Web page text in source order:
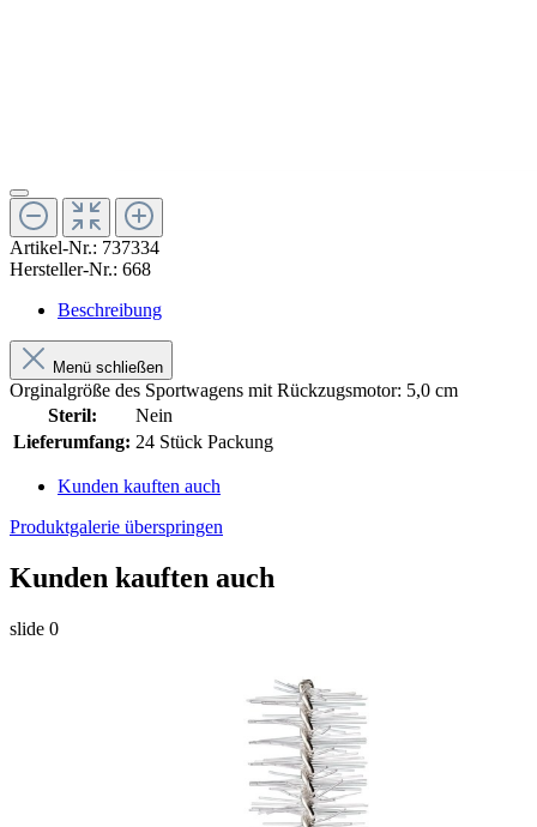
Artikel-Nr.: 737334
Hersteller-Nr.: 668
Beschreibung
Menü schließen
Orginalgröße des Sportwagens mit Rückzugsmotor: 5,0 cm
Steril:
Nein
Lieferumfang: 24 Stück Packung
Kunden kauften auch
Produktgalerie überspringen
Kunden kauften auch
slide 0